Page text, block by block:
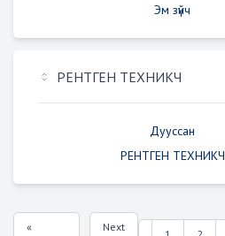
Эм зүйч
РЕНТГЕН ТЕХНИКЧ
Дууссан
РЕНТГЕН ТЕХНИКЧ
«
Next